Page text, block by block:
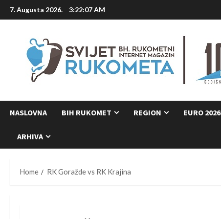
Skip
to
7. Augusta 2026. 3:22:08 AM
NASLOVNA BIH RUKOMET REGION EURO 2026
ARHIVA
Home RK Goražde vs RK Krajina